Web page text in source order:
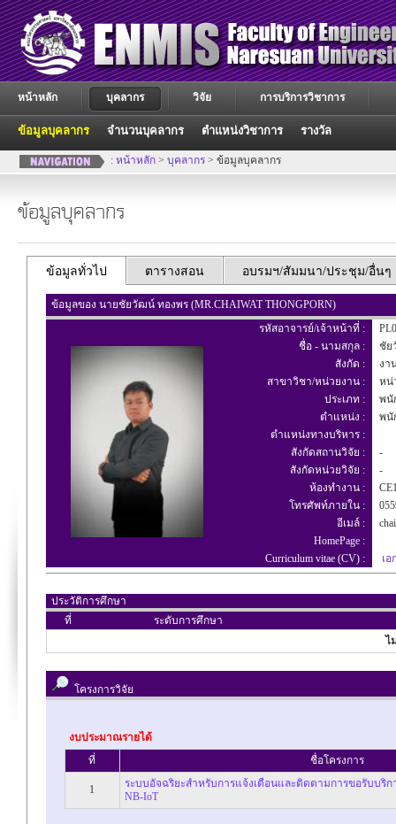
หน้าหลัก บุคลากร
ข้อมูลบุคลากร จำนวนบุคลากร ตำแหน่งวิชาการ รางวัล
วิจัย การบริการวิชาการ
: หน้าหลัก > บุคลากร > ข้อมูลบุคลากร
ข้อมูลบุคลากร
ข้อมูลทั่วไป ตารางสอน อบรมฯ/สัมมนา/ประชุม/อื่นๆ
ข้อมูลของ นายชัยวัฒน์ ทองพร (MR.CHAIWAT THONGPORN)
รหัสอาจารย์/เจ้าหน้าที่ :
ชื่อ - นามสกุล :
ชัย
สังกัด :
งา
สาขาวิชา/หน่วยงาน :
หน่
ประเภท :
พนั
ตำแหน่ง :
พนั
ตำแหน่งทางบริหาร :
สังกัดสถานวิจัย :
-
สังกัดหน่วยวิจัย :
-
ห้องทำงาน :
โทรศัพท์ภายใน :
อีเมล์ :
HomePage :
Curriculum vitae (CV) :
เ
ประวัติการศึกษา
ที่
ระดับการศึกษา
ไ
โครงการวิจัย
งบประมาณรายได้
ที่
ชื่อโครงการ
1
ระบบอัจฉริยะสำหรับการแจ้งเตือนและติดตามการขอรับบริ
NB-IoT